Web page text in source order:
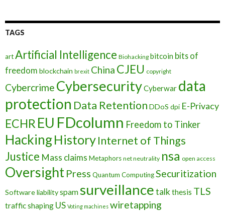
TAGS
artArtificial Intelligence Biohacking bitcoin bits of
freedom blockchain brexit China CJEU copyright
Cybercrime CybersecurityCyberwar data
protection Data Retention DDoS dpi E-Privacy
ECHR EU FDcolumn Freedom to Tinker
HackingHistoryInternet of Things
Justice Mass claims Metaphors net neutrality nsa open access
Oversight Press Quantum ComputingSecuritization
Software liabilityspam surveillancetalk thesis TLS
traffic shaping US Voting machines wiretapping